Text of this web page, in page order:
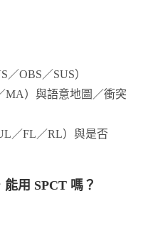
／OBS／SUS）
MA）與語意地圖／衝突
／FL／RL）與是否
用 SPCT 嗎？